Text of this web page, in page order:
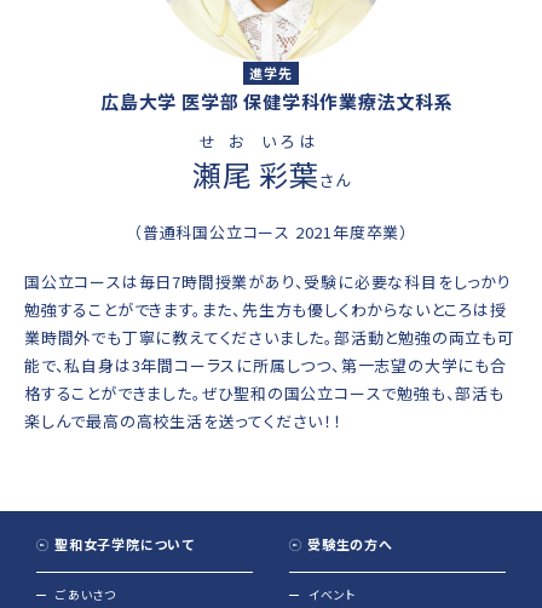
進学先
広島大学 医学部 保健学科作業療法文科系
瀬尾
せお
彩葉
いろは
さん
（普通科国公立コース 2021年度卒業）
国公立コースは毎日7時間授業があり、受験に必要な科目をしっかり
勉強することができます。また、先生方も優しくわからないところは授
業時間外でも丁寧に教えてくださいました。部活動と勉強の両立も可
能で、私自身は3年間コーラスに所属しつつ、第一志望の大学にも合
格することができました。ぜひ聖和の国公立コースで勉強も、部活も
楽しんで最高の高校生活を送ってください！！
聖和女子学院について
ごあいさつ
受験生の方へ
イベント